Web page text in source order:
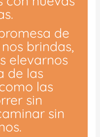
de
brindas,
elevarnos
de las
las
sin
sin